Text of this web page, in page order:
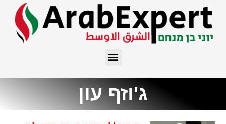
ג'וזף עון